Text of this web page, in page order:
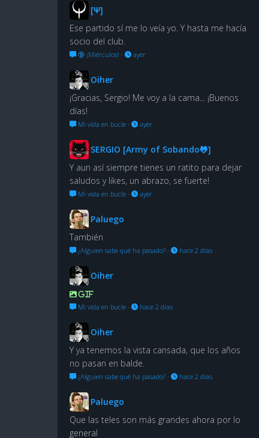
[Ψ]
Ese partido sí me lo veía yo. Y hasta me hacía
socio del club.
🔞 ¡Miérculos! · ayer
Oiher
¡Gracias, Sergio! Me voy a la cama... ¡Buenos
días!
Mi vida en bucle · ayer
SERGIO [Army of Sobando🐸]
Y aun así siempre tienes un ratito para dejar
saludos y likes, un abrazo, se fuerte!
Mi vida en bucle · ayer
Paluego
También
¿Alguien sabe qué ha pasado? · hace 2 días
Oiher
GIF
Mi vida en bucle · hace 2 días
Oiher
Y ya tenemos la vista cansada, que los años
no pasan en balde.
¿Alguien sabe qué ha pasado? · hace 2 días
Paluego
Que las teles son más grandes ahora por lo
general